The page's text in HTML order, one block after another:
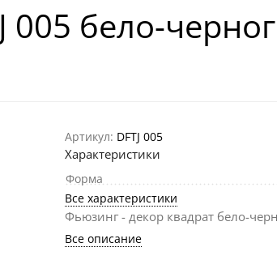
005 бело-
Артикул: DFTJ 005
Характеристики
Форма
Все характеристики
Фьюзинг - декор квадрат бело-
Все описание